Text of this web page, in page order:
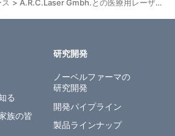
A.R.C.Laser Gmbh.との医療用レーザーシステム独占販売契約締結のお知らせ
る
族の皆
研究開発
ノーベルファーマの
研究開発
開発パイプライン
製品ラインナップ